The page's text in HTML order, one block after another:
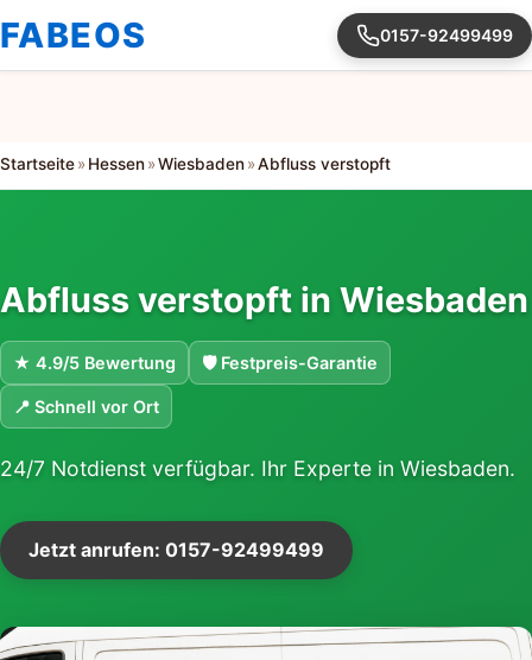
FABEOS 0157-92499499
Startseite» Hessen»Wiesbaden»Abfluss verstopft
Abfluss verstopft in Wiesbaden
★ 4.9/5 Bewertung 🛡 Festpreis-Garantie
📍 Schnell vor Ort
24/7 Notdienst verfügbar. Ihr Experte in Wiesbaden.
Jetzt anrufen: 0157-92499499